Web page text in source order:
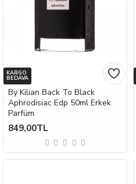
KARGO
BEDAVA
By Kilian Back To Black
Aphrodisiac Edp 50ml Erkek
Parfüm
849,00TL